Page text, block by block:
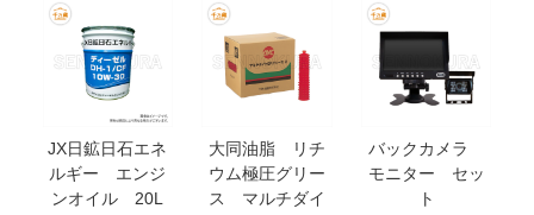
JX日鉱日石エネ
ルギー エンジ
ンオイル 20L
大同油脂 リチ
ウム極圧グリー
ス マルチダイ
バックカメラ
モニター セッ
ト